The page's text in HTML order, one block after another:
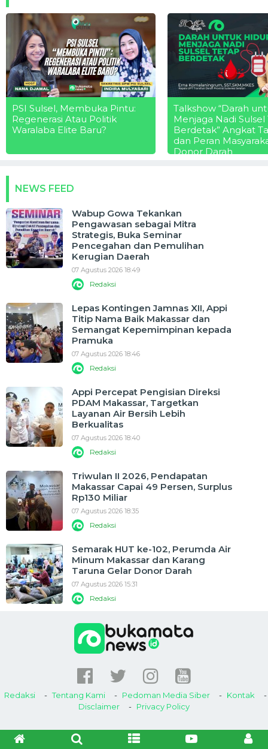
PSI Sulsel, Membuka Pintu:
Regenerasi Atau Politik
Waralaba Elite Baru?
Talkshow “Darah
Menjaga Nadi Sulsel
Berdetak” Angkat
dan Peran
Donor Darah
NEWS FEED
Wabup Gowa Tekankan
Pengawasan sebagai Mitra
Strategis, Buka Seminar
Pencegahan dan Pemulihan
Kerugian Daerah
07 Agustus 2026 18:49
Redaksi
Lepas Kontingen Jamnas XII, Appi
Titip Nama Baik Makassar dan
Semangat Kepemimpinan kepada
Pramuka
07 Agustus 2026 18:46
Redaksi
Appi Percepat Pengisian Direksi
PDAM Makassar, Targetkan
Layanan Air Bersih Lebih
Berkualitas
07 Agustus 2026 18:40
Redaksi
Triwulan II 2026, Pendapatan
Makassar Capai 49 Persen, Surplus
Rp130 Miliar
07 Agustus 2026 18:35
Redaksi
Semarak HUT ke-102, Perumda Air
Minum Makassar dan Karang
Taruna Gelar Donor Darah
07 Agustus 2026 15:31
Redaksi
Redaksi Tentang Kami Pedoman Media Siber
Kontak
Disclaimer
Privacy Policy